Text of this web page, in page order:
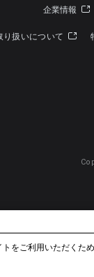
企業情報
り扱いについて
をご利用いただく